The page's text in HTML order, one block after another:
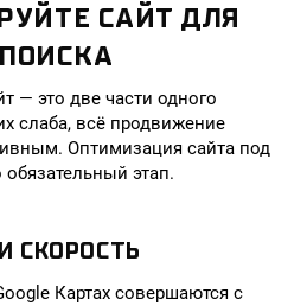
САЙТ ДЛЯ
— это две части одного
слаба, всё продвижение
Оптимизация сайта под
этап.
СКОРОСТЬ
Картах совершаются с